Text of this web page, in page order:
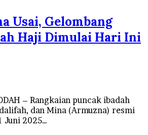
Usai, Gelombang
Haji Dimulai Hari Ini
– Rangkaian puncak ibadah
dan Mina (Armuzna) resmi
Juni 2025…